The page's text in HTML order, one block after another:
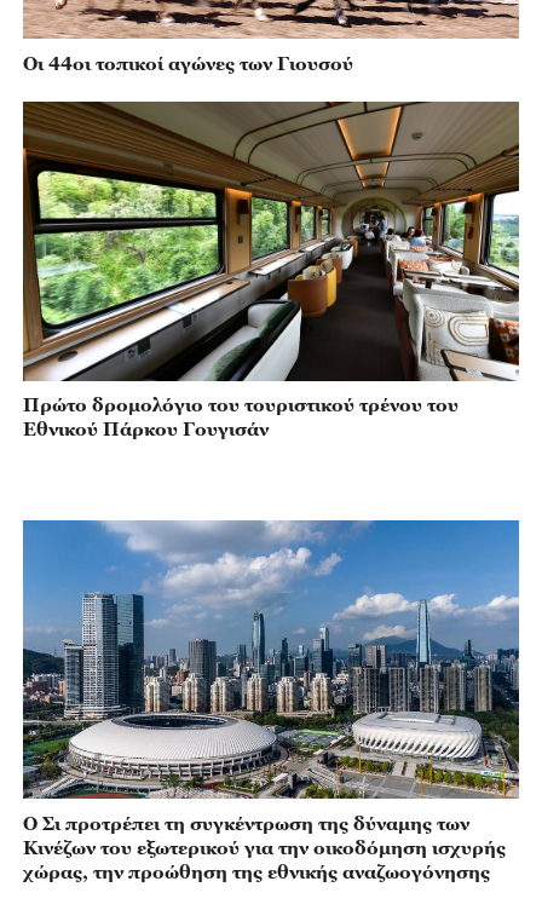
Οι 44οι τοπικοί αγώνες των Γιουσού
Πρώτο δρομολόγιο του τουριστικού τρένου του
Εθνικού Πάρκου Γουγισάν
Ο Σι προτρέπει τη συγκέντρωση της δύναμης των
Κινέζων του εξωτερικού για την οικοδόμηση ισχυρής
χώρας, την προώθηση της εθνικής αναζωογόνησης